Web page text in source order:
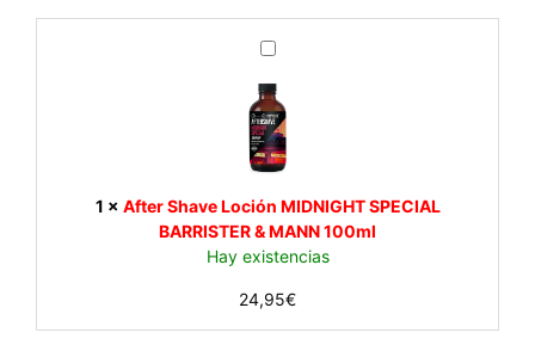
a
r
I
D
N
I
H
T
S
P
E
A
t
e
r
S
h
a
v
L
o
1 × After Shave Loción MIDNIGHT SPECIAL
BARRISTER & MANN 100ml
Hay existencias
24,95€